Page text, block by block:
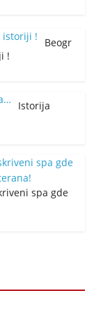
Beogr
!
Istorija
spa gde